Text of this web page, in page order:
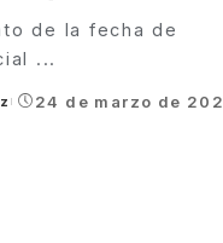
de la fecha de
...
24 de marzo de